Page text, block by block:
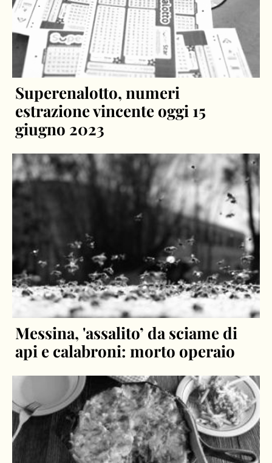
Superenalotto, numeri
estrazione vincente oggi 15
giugno 2023
Messina, 'assalito’ da sciame di
api e calabroni: morto operaio